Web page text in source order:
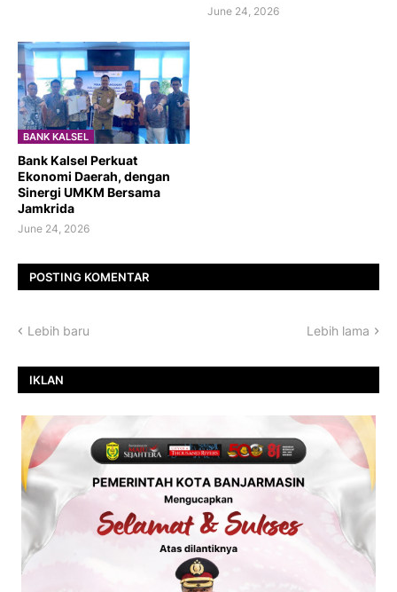
June 24, 2026
BANK KALSEL
Bank Kalsel Perkuat
Ekonomi Daerah, dengan
Sinergi UMKM Bersama
Jamkrida
June 24, 2026
POSTING KOMENTAR
Lebih baru Lebih lama
IKLAN